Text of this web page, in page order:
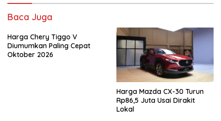
Baca Juga
Harga Chery Tiggo V
Diumumkan Paling Cepat
Oktober 2026
Harga Mazda CX-30 Turun
Rp86,5 Juta Usai Dirakit
Lokal